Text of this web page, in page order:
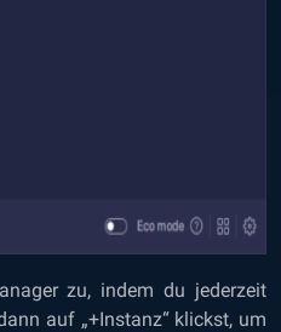
zu, indem du jederzeit
auf „+Instanz“ klickst, um